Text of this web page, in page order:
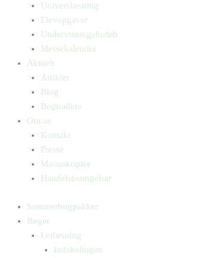
Universlæsning
Elevopgaver
Undervisningsforløb
Messekalender
Aktuelt
Artikler
Blog
Bogtrailere
Om os
Kontakt
Presse
Manuskripter
Handelsbetingelser
Sommerbogpakker
Bøger
Letlæsning
Indskolingen